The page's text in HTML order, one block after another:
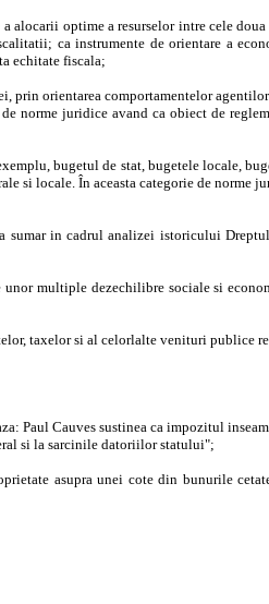
alocarii optime a resurselor intre cele
ca instrumente de orientare a
echitate fiscala;
prin orientarea comportamentelor
norme juridice avand ca obiect de
bugetul de stat, bugetele locale,
locale. În aceasta categorie de norme
in cadrul analizei istoricului
multiple dezechilibre sociale si
taxelor si al celorlalte venituri publice
Paul Cauves sustinea ca impozitul
si la sarcinile datoriilor statului";
asupra unei cote din bunurile